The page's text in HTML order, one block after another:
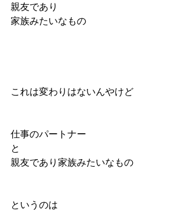
親友であり
家族みたいなもの
これは変わりはないんやけど
仕事のパートナー
と
親友であり家族みたいなもの
というのは